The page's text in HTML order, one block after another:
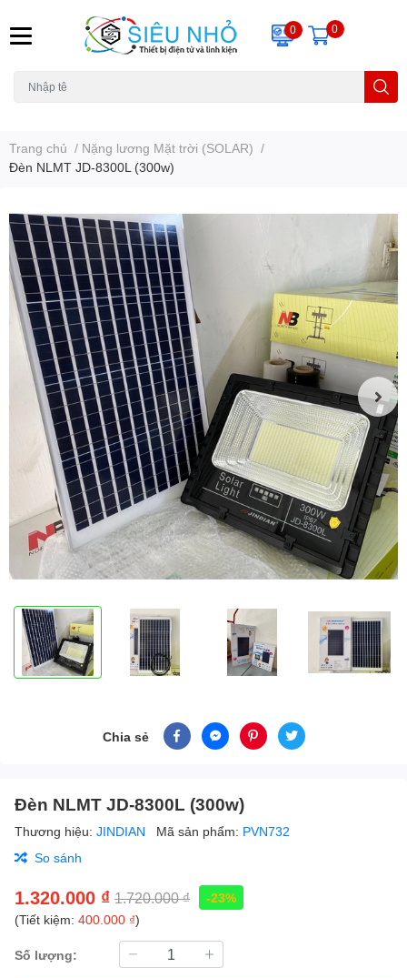
0 0
Trang chủ / Nặng lương Mặt trời (SOLAR) /
Đèn NLMT JD-8300L (300w)
Chia sẻ
Đèn NLMT JD-8300L (300w)
Thương hiệu: JINDIAN Mã sản phẩm: PVN732
So sánh
1.320.000 ₫ 1.720.000 ₫
-23%
(Tiết kiệm: 400.000 ₫)
Số lượng: